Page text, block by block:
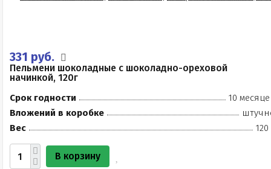
331 руб.
Пельмени шоколадные с шоколадно-ореховой
начинкой, 120г
Срок годности
10
Вложений в коробке
Вес
120
В корзину